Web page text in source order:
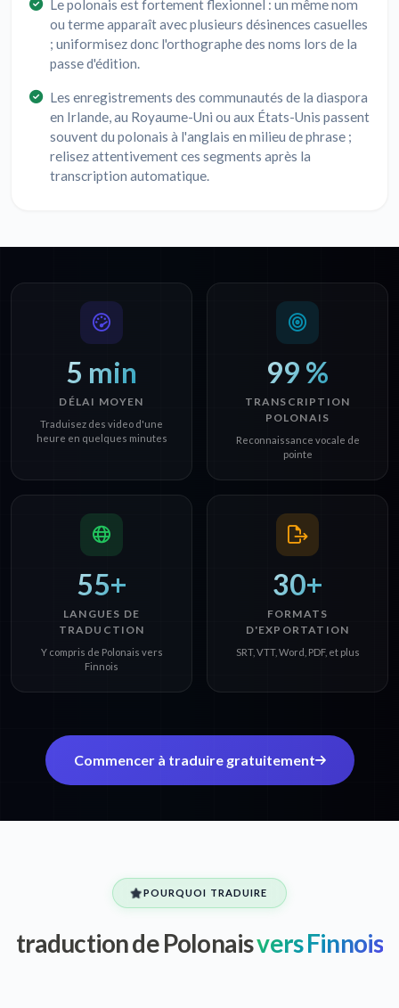
Le polonais est fortement flexionnel : un même nom
ou terme apparaît avec plusieurs désinences casuelles
; uniformisez donc l'orthographe des noms lors de la
passe d'édition.
Les enregistrements des communautés de la diaspora
en Irlande, au Royaume-Uni ou aux États-Unis passent
souvent du polonais à l'anglais en milieu de phrase ;
relisez attentivement ces segments après la
transcription automatique.
5 min
DÉLAI MOYEN
Traduisez des video d'une
heure en quelques minutes
99 %
TRANSCRIPTION
POLONAIS
Reconnaissance vocale de
pointe
55+
LANGUES DE
TRADUCTION
Y compris de Polonais vers
Finnois
30+
FORMATS
D'EXPORTATION
SRT, VTT, Word, PDF, et plus
Commencer à traduire gratuitement
POURQUOI TRADUIRE
traduction de Polonaisvers Finnois